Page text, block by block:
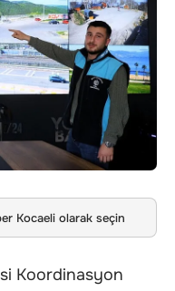
Kocaeli olarak seçin
Koordinasyon